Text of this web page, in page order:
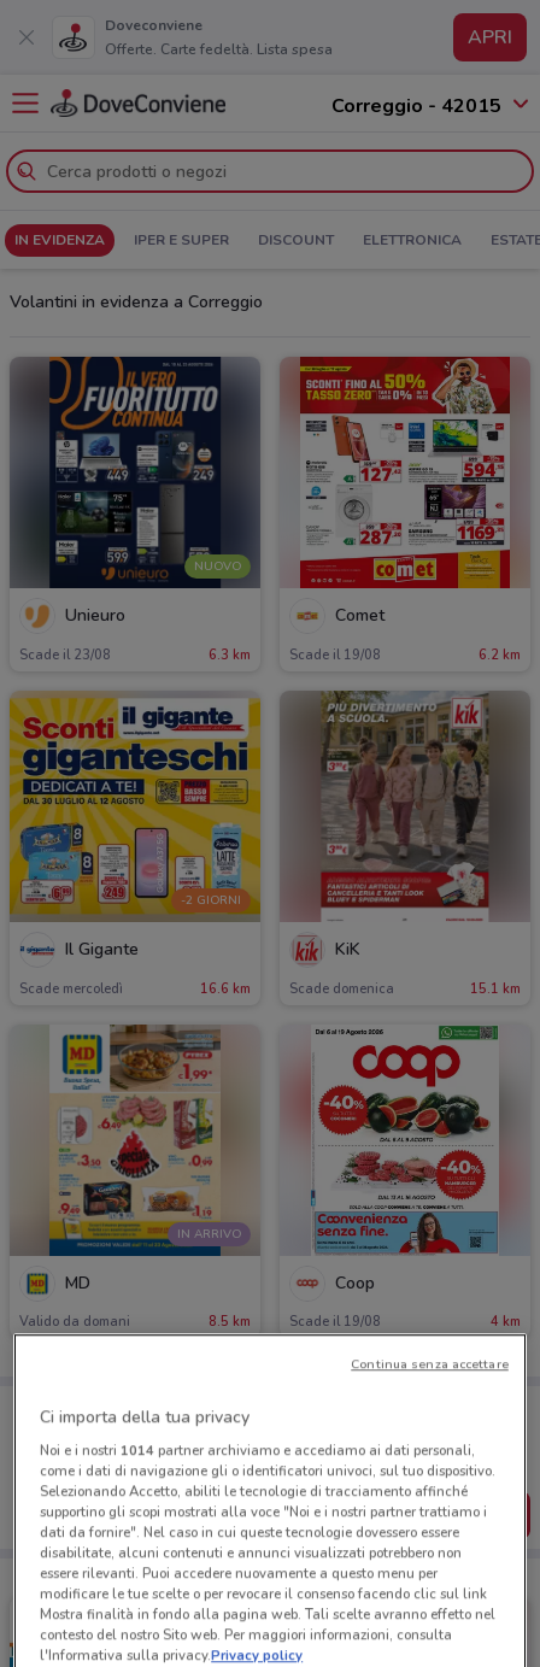
Doveconviene
Offerte. Carte fedeltà. Lista spesa
APRI
Correggio - 42015
IN EVIDENZA IPER E SUPER DISCOUNT ELETTRONICA
Volantini in evidenza a Correggio
NUOVO
Unieuro
Scade il 23/08 6.3 km
Comet
Scade il 19/08 6.2 km
-2 GIORNI
Il Gigante
Scade mercoledì 16.6 km
KiK
Scade domenica 15.1 km
IN ARRIVO
MD
Valido da domani 8.5 km
Coop
Scade il 19/08 4 km
Porta DoveConviene sempre con te!
Puoi trovare le migliori offerte dei negozi vicino a te,
salvarle e creare la tua lista del risparmio, comodamente
dal tuo cellulare.
SCARICA L’APP
Ci importa della tua privacy
Noi e i nostri 1014partner archiviamo e accediamo ai dati personali,
come i dati di navigazione gli o identificatori univoci, sul tuo dispositivo.
Selezionando Accetto, abiliti le tecnologie di tracciamento affinché
supportino gli scopi mostrati alla voce "Noi e i nostri partner trattiamo i
dati da fornire". Nel caso in cui queste tecnologie dovessero essere
disabilitate, alcuni contenuti e annunci visualizzati potrebbero non
essere rilevanti. Puoi accedere nuovamente a questo menu per
modificare le tue scelte o per revocare il consenso facendo clic sul link
Mostra finalità in fondo alla pagina web. Tali scelte avranno effetto nel
contesto del nostro Sito web. Per maggiori informazioni, consulta
l'Informativa sulla privacy.Privacy policy
Continua senza accettare